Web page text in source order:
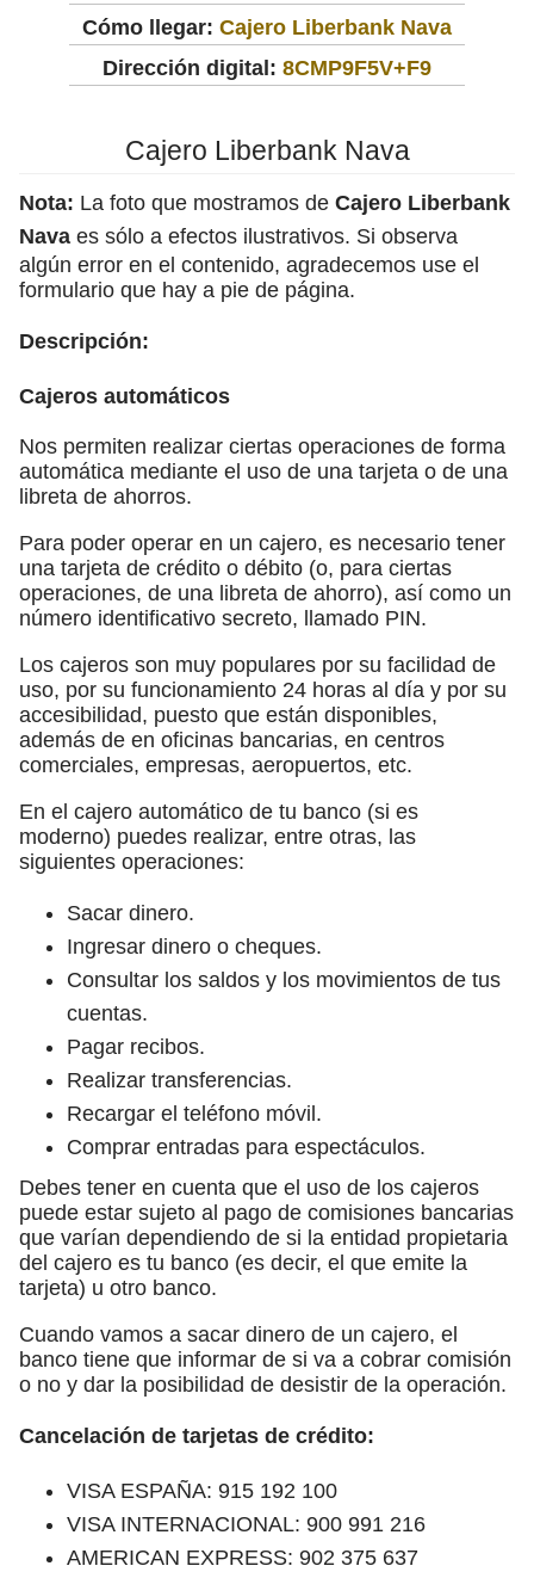
Cómo llegar: Cajero Liberbank Nava
Dirección digital: 8CMP9F5V+F9
Cajero Liberbank Nava
Nota: La foto que mostramos de Cajero Liberbank
Nava es sólo a efectos ilustrativos. Si observa
algún error en el contenido, agradecemos use el
formulario que hay a pie de página.
Descripción:
Cajeros automáticos
Nos permiten realizar ciertas operaciones de forma
automática mediante el uso de una tarjeta o de una
libreta de ahorros.
Para poder operar en un cajero, es necesario tener
una tarjeta de crédito o débito (o, para ciertas
operaciones, de una libreta de ahorro), así como un
número identificativo secreto, llamado PIN.
Los cajeros son muy populares por su facilidad de
uso, por su funcionamiento 24 horas al día y por su
accesibilidad, puesto que están disponibles,
además de en oficinas bancarias, en centros
comerciales, empresas, aeropuertos, etc.
En el cajero automático de tu banco (si es
moderno) puedes realizar, entre otras, las
siguientes operaciones:
Sacar dinero.
Ingresar dinero o cheques.
Consultar los saldos y los movimientos de tus
cuentas.
Pagar recibos.
Realizar transferencias.
Recargar el teléfono móvil.
Comprar entradas para espectáculos.
Debes tener en cuenta que el uso de los cajeros
puede estar sujeto al pago de comisiones bancarias
que varían dependiendo de si la entidad propietaria
del cajero es tu banco (es decir, el que emite la
tarjeta) u otro banco.
Cuando vamos a sacar dinero de un cajero, el
banco tiene que informar de si va a cobrar comisión
o no y dar la posibilidad de desistir de la operación.
Cancelación de tarjetas de crédito:
VISA ESPAÑA: 915 192 100
VISA INTERNACIONAL: 900 991 216
AMERICAN EXPRESS: 902 375 637